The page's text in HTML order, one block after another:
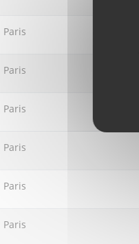
Paris
Paris
Paris
Paris
Paris
Paris